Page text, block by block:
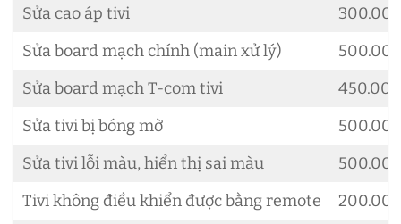
Sửa cao áp tivi
Sửa board mạch chính (main xử lý)
Sửa board mạch T-com tivi
Sửa tivi bị bóng mờ
Sửa tivi lỗi màu, hiển thị sai màu
Tivi không điều khiển được bằng remote